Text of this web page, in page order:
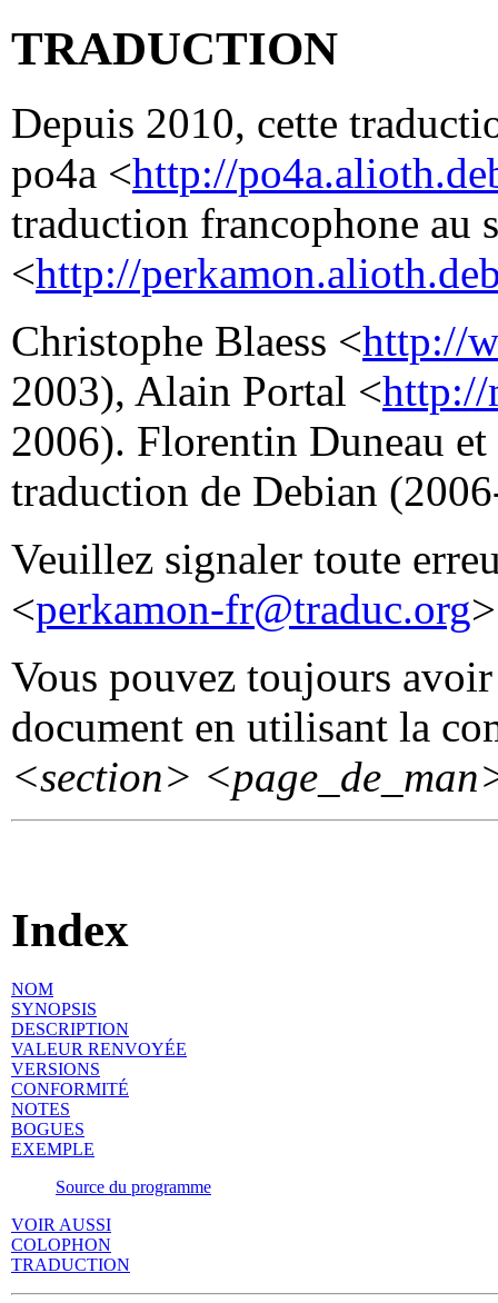
TRADUCTION
Depuis 2010, cette
po4a <http://
traduction francophone au
<http://
Christophe Blaess <http://
2003), Alain Portal <http://
2006). Florentin Duneau
traduction de Debian
Veuillez signaler toute
<perkamon-fr@traduc.org
Vous pouvez toujours
document en utilisant la
<section>
Index
NOM
SYNOPSIS
DESCRIPTION
VALEUR RENVOYÉE
VERSIONS
CONFORMITÉ
NOTES
BOGUES
EXEMPLE
Source du programme
VOIR AUSSI
COLOPHON
TRADUCTION